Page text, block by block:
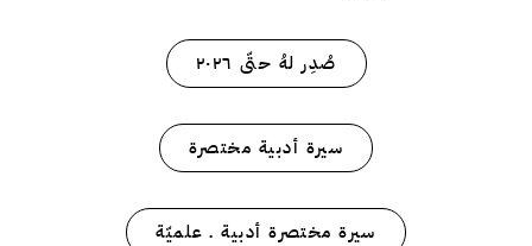
صُدِر لهُ حتّى ٢٠٢٦
سيرة أدبية مختصرة
سيرة مختصرة أدبية ـ علميّة